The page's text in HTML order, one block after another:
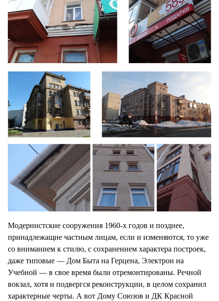
Модернистские сооружения 1960-х годов и позднее,
принадлежащие частным лицам, если и изменяются, то уже
со вниманием к стилю, с сохранением характера построек,
даже типовые — Дом Быта на Герцена, Электрон на
Учебной — в свое время были отремонтированы. Речной
вокзал, хотя и подвергся реконструкции, в целом сохранил
характерные черты. А вот Дому Союзов и ДК Красной